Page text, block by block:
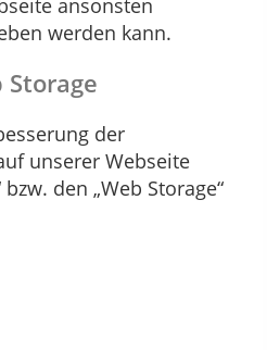
werden kann.
Storage
der
unserer Webseite
den „Web Storage“